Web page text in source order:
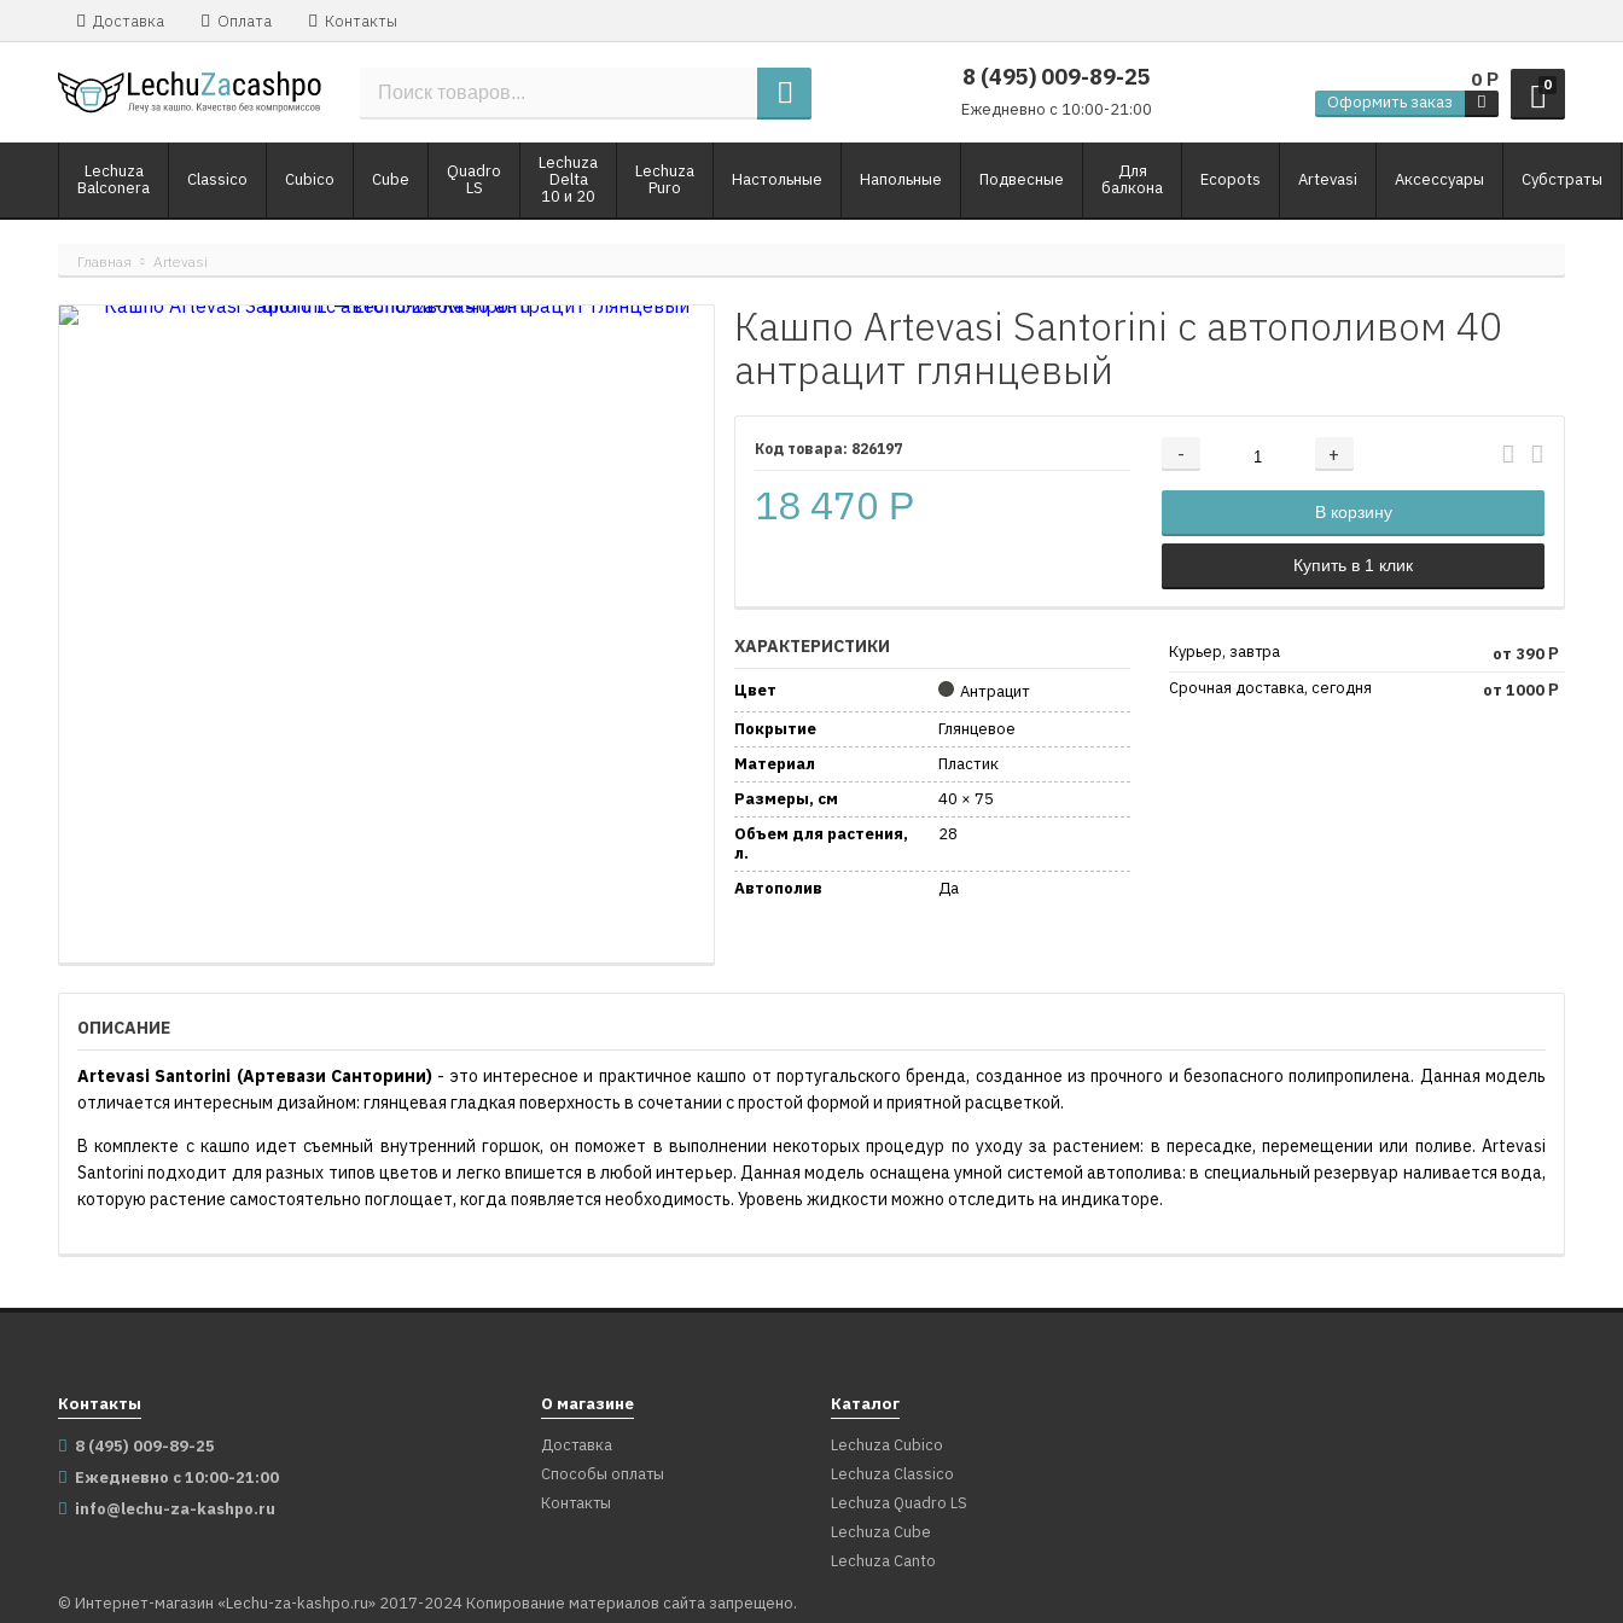
Доставка Оплата Контакты
8 (495) 009-89-25
Ежедневно с 10:00-21:00
0
0 Р
Оформить заказ
Lechuza
Balconera
Classico Cubico Cube
Quadro
LS
Lechuza
Delta
10 и 20
Lechuza
Puro
Настольные Напольные Подвесные
Для
балкона
Ecopots Artevasi Аксессуары Субстраты
Главная Artevasi
Кашпо Artevasi Santorini с автополивом 40
антрацит глянцевый
- +
Добавляется...
В корзину
Добавлен
826197
18 470 Р
ХАРАКТЕРИСТИКИ
Цвет
Антрацит
Покрытие
Глянцевое
Материал
Пластик
Размеры, см
40 × 75
Объем для растения,
л.
28
Автополив Да
Курьер, завтра от 390 Р
Срочная доставка, сегодня от 1000 Р
ОПИСАНИЕ
Artevasi Santorini (Артевази Санторини) - это интересное и практичное кашпо от португальского бренда, созданное из прочного и безопасного полипропилена. Данная модель
отличается интересным дизайном: глянцевая гладкая поверхность в сочетании с простой формой и приятной расцветкой.
В комплекте с кашпо идет съемный внутренний горшок, он поможет в выполнении некоторых процедур по уходу за растением: в пересадке, перемещении или поливе. Artevasi
Santorini подходит для разных типов цветов и легко впишется в любой интерьер. Данная модель оснащена умной системой автополива: в специальный резервуар наливается вода,
которую растение самостоятельно поглощает, когда появляется необходимость. Уровень жидкости можно отследить на индикаторе.
Контакты
8 (495) 009-89-25
Ежедневно с 10:00-21:00
info@lechu-za-kashpo.ru
О магазине
Доставка
Способы оплаты
Контакты
Каталог
Lechuza Cubico
Lechuza Classico
Lechuza Quadro LS
Lechuza Cube
Lechuza Canto
© Интернет-магазин «Lechu-za-kashpo.ru» 2017-2024 Копирование материалов сайта запрещено.